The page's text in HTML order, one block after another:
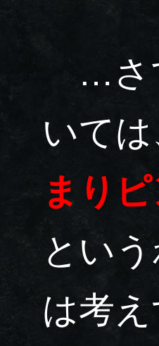
…さ
いて
まり
とい
は考